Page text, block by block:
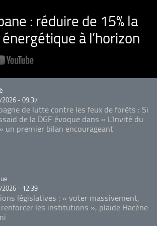
: réduire de 15% la
à l’horizon
- 09:37
de lutte contre les feux de forêts : Si
de la DGF évoque dans « L'Invité du
un premier bilan encourageant
- 12:39
législatives : « voter massivement,
les institutions », plaide Hacène